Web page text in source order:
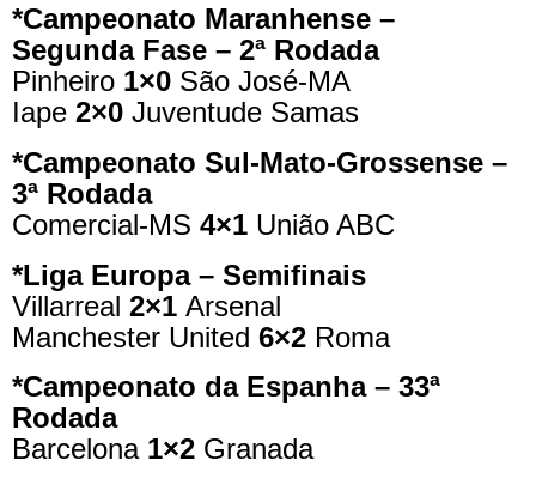
*Campeonato Maranhense –
Segunda Fase – 2ª Rodada
Pinheiro 1×0 São José-MA
Iape 2×0 Juventude Samas
*Campeonato Sul-Mato-Grossense –
3ª Rodada
Comercial-MS 4×1 União ABC
*Liga Europa – Semifinais
Villarreal 2×1 Arsenal
Manchester United 6×2 Roma
*Campeonato da Espanha – 33ª
Rodada
Barcelona1×2 Granada